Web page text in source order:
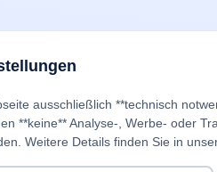
ausschließlich **technisch
**keine** Analyse-, Werbe- oder
Weitere Details finden Sie in